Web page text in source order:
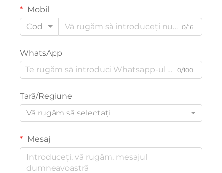
Mobil
Cod
0/16
WhatsApp
0/100
Țară/Regiune
Vă rugăm să selectați
Mesaj